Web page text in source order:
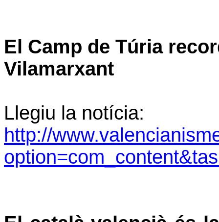
El Camp de Túria
Vilamarxant
Llegiu la notícia:
http://